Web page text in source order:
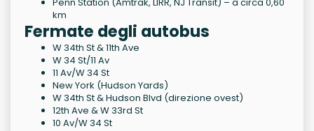
km
Fermate degli autobus
W 34th St & 11th Ave
W 34 St/11 Av
11 Av/W 34 St
New York (Hudson Yards)
W 34th St & Hudson Blvd (direzione ovest)
12th Ave & W 33rd St
10 Av/W 34 St